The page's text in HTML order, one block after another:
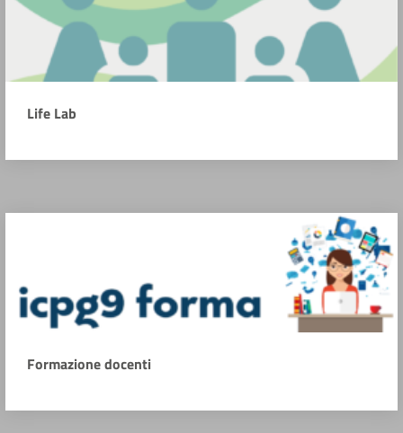
Life Lab
Formazione docenti